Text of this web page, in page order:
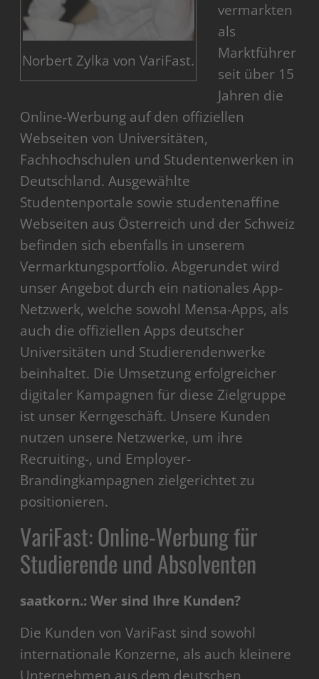
Norbert Zylka von VariFast.
vermarkten
als
Marktführer
seit über 15
Jahren die
Online-Werbung auf den offiziellen
Webseiten von Universitäten,
Fachhochschulen und Studentenwerken in
Deutschland. Ausgewählte
Studentenportale sowie studentenaffine
Webseiten aus Österreich und der Schweiz
befinden sich ebenfalls in unserem
Vermarktungsportfolio. Abgerundet wird
unser Angebot durch ein nationales App-
Netzwerk, welche sowohl Mensa-Apps, als
auch die offiziellen Apps deutscher
Universitäten und Studierendenwerke
beinhaltet. Die Umsetzung erfolgreicher
digitaler Kampagnen für diese Zielgruppe
ist unser Kerngeschäft. Unsere Kunden
nutzen unsere Netzwerke, um ihre
Recruiting-, und Employer-
Brandingkampagnen zielgerichtet zu
positionieren.
VariFast: Online-Werbung für
Studierende und Absolventen
saatkorn.: Wer sind Ihre Kunden?
Die Kunden von VariFast sind sowohl
internationale Konzerne, als auch kleinere